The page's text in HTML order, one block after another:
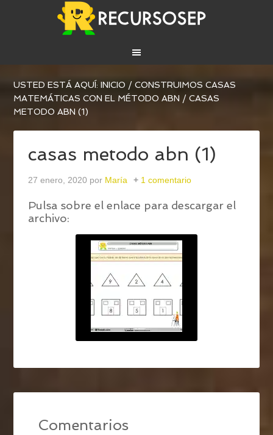
USTED ESTÁ AQUÍ:INICIO / CONSTRUIMOS CASAS
MATEMÁTICAS CON EL MÉTODO ABN / CASAS
METODO ABN (1)
casas metodo abn (1)
27 enero, 2020 por María 1 comentario
Pulsa sobre el enlace para descargar el
archivo:
Comentarios